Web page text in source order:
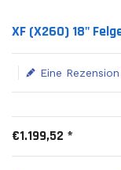
XF (X260) 18"
Eine
Translation missing:
€1.199,52 *